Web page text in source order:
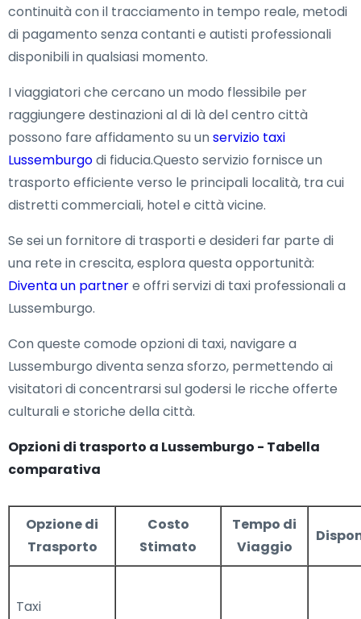
continuità con il tracciamento in tempo reale, metodi
di pagamento senza contanti e autisti professionali
disponibili in qualsiasi momento.
I viaggiatori che cercano un modo flessibile per
raggiungere destinazioni al di là del centro città
possono fare affidamento su unservizio taxi
Lussemburgodi fiducia.Questo servizio fornisce un
trasporto efficiente verso le principali località, tra cui
distretti commerciali, hotel e città vicine.
Se sei un fornitore di trasporti e desideri far parte di
una rete in crescita, esplora questa opportunità:
Diventa un partnere offri servizi di taxi professionali a
Lussemburgo.
Con queste comode opzioni di taxi, navigare a
Lussemburgo diventa senza sforzo, permettendo ai
visitatori di concentrarsi sul godersi le ricche offerte
culturali e storiche della città.
Opzioni di trasporto a Lussemburgo - Tabella
comparativa
Opzione di
Trasporto
Costo
Stimato
Tempo di
Viaggio
Taxi